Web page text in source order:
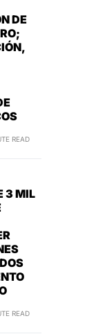
DE
READ
3 MIL
READ